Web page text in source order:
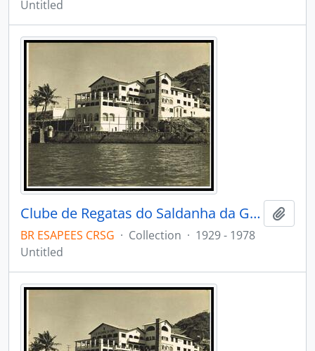
Untitled
Clube de Regatas do Saldanha da Gama
BR ESAPEES CRSG · Collection · 1929 - 1978
Untitled